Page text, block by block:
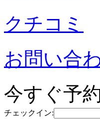
クチコミ
お問い合
今すぐ予
チェックイン: